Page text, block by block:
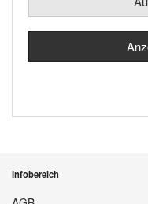
Infobereich